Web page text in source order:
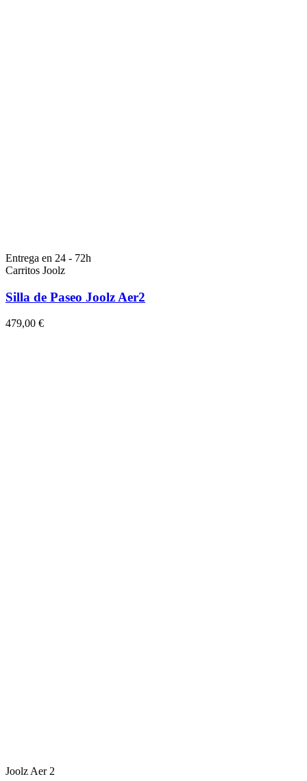
Entrega en 24 - 72h
Carritos Joolz
Silla de Paseo Joolz Aer2
479,00 €
Joolz Aer 2